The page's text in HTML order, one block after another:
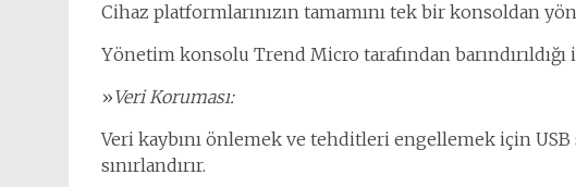
Cihaz platformlarınızın tamamını tek bir konsoldan
Yönetim konsolu Trend Micro tarafından
»Veri Koruması:
Veri kaybını önlemek ve tehditleri engellemek için
sınırlandırır.